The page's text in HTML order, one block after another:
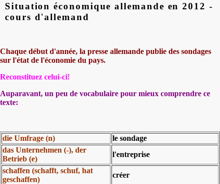
Situation économique allemande en 2012 -
cours d'allemand
Chaque début d'année, la presse allemande publie des sondages
sur l'état de l'économie du pays.
Reconstituez celui-ci!
Auparavant, un peu de vocabulaire pour mieux comprendre ce
texte:
die Umfrage (n)
le sondage
das Unternehmen (-), der
Betrieb (e)
l'entreprise
schaffen (schafft, schuf, hat
geschaffen)
créer